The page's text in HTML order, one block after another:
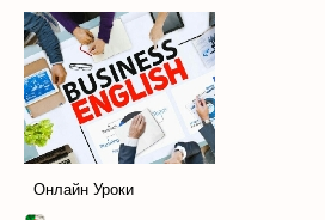
Онлайн Уроки